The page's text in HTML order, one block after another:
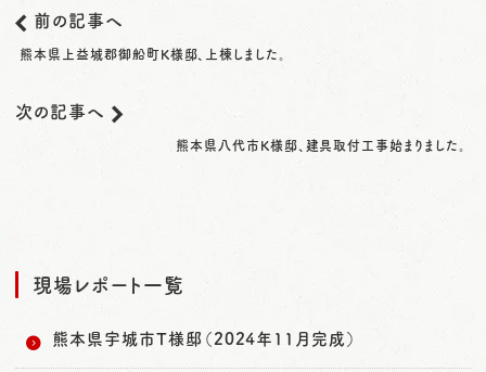
前の記事へ
熊本県上益城郡御船町K様邸、上棟しました。
次の記事へ
熊本県八代市K様邸、建具取付工事始まりました。
現場レポート一覧
熊本県宇城市T様邸（2024年11月完成）